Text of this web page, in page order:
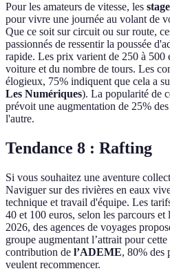
Pour les amateurs de vitesse, les
pour vivre une journée au volant de
Que ce soit sur circuit ou sur route,
passionnés de ressentir la poussée
rapide. Les prix varient de 250 à 500
voiture et du nombre de tours. Les
élogieux, 75% indiquent que cela a
Les Numériques). La popularité de
prévoit une augmentation de 25%
l'autre.
Tendance 8 : Rafting
Si vous souhaitez une aventure
Naviguer sur des rivières en eaux
technique et travail d'équipe. Les
40 et 100 euros, selon les parcours
2026, des agences de voyages
groupe augmentant l’attrait pour
contribution de l’ADEME, 80% des
veulent recommencer.